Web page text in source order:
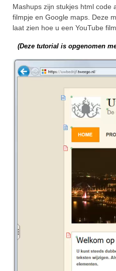
Mashups zijn stukjes html code
filmpje en Google maps. Deze
laat zien hoe u een YouTube
(Deze tutorial is opgenomen